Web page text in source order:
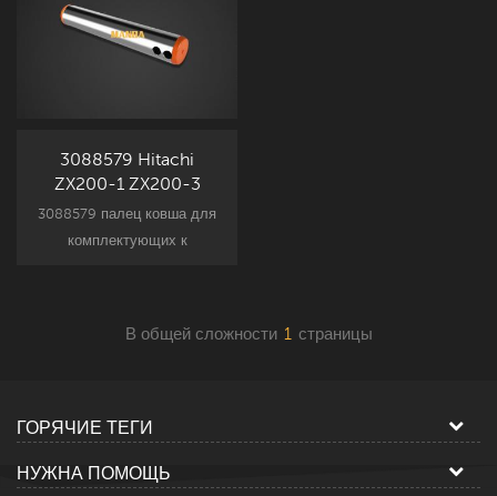
3088579 Hitachi
ZX200-1 ZX200-3
Штифт рычага
3088579 палец ковша для
комплектующих к
В общей сложности 1 страницы
ГОРЯЧИЕ ТЕГИ
НУЖНА ПОМОЩЬ